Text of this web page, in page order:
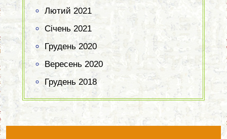
Лютий 2021
Січень 2021
Грудень 2020
Вересень 2020
Грудень 2018